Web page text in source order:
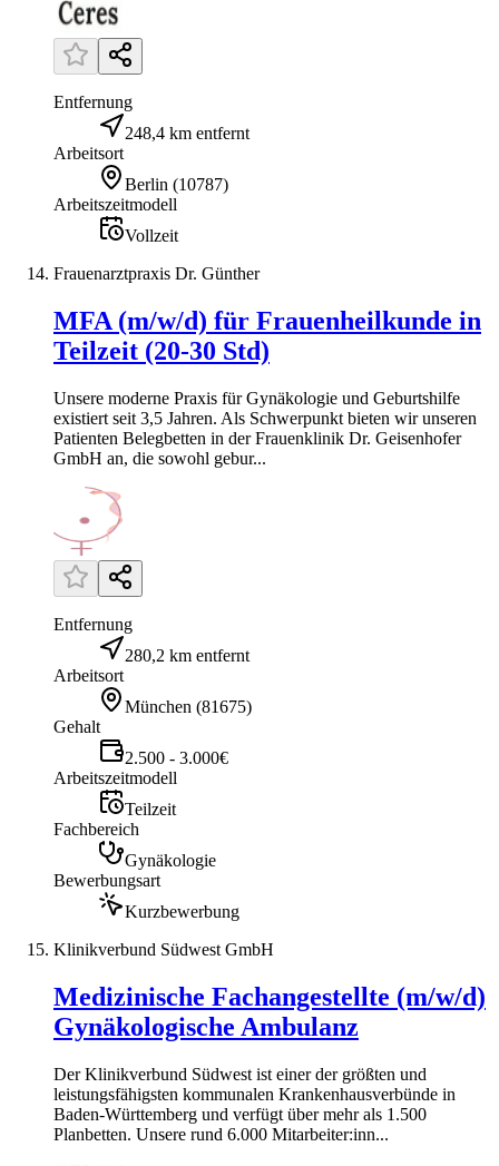
Entfernung
248,4 km entfernt
Arbeitsort
Berlin (10787)
Arbeitszeitmodell
Vollzeit
Frauenarztpraxis Dr. Günther
MFA (m/w/d) für Frauenheilkunde in
Teilzeit (20-30 Std)
Unsere moderne Praxis für Gynäkologie und Geburtshilfe
existiert seit 3,5 Jahren. Als Schwerpunkt bieten wir unseren
Patienten Belegbetten in der Frauenklinik Dr. Geisenhofer
GmbH an, die sowohl gebur...
Entfernung
280,2 km entfernt
Arbeitsort
München (81675)
Gehalt
2.500 - 3.000€
Arbeitszeitmodell
Teilzeit
Fachbereich
Gynäkologie
Bewerbungsart
Kurzbewerbung
Klinikverbund Südwest GmbH
Medizinische Fachangestellte (m/w/d)
Gynäkologische Ambulanz
Der Klinikverbund Südwest ist einer der größten und
leistungsfähigsten kommunalen Krankenhausverbünde in
Baden-Württemberg und verfügt über mehr als 1.500
Planbetten. Unsere rund 6.000 Mitarbeiter:inn...